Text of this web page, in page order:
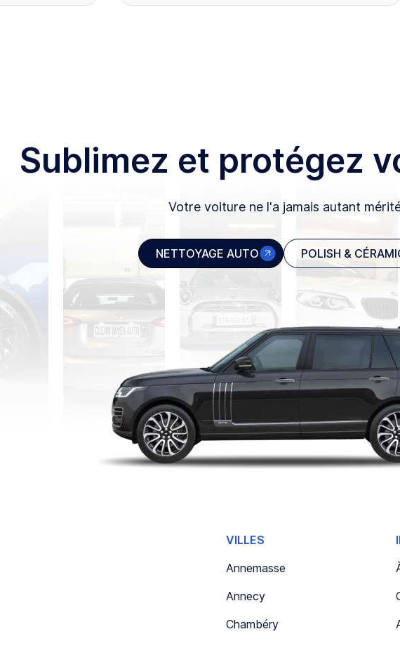
Sublimez et protégez
Votre voiture ne l'a jamais autant
NETTOYAGE AUTO POLISH &
VILLES
Annemasse
Annecy
Chambéry